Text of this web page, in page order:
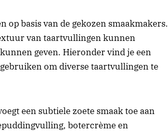
basis van de gekozen smaakmakers.
van taartvullingen kunnen
geven. Hieronder vind je een
om diverse taartvullingen te
een subtiele zoete smaak toe aan
botercrème en